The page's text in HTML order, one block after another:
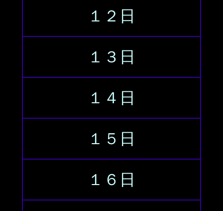
１２日
１３日
１４日
１５日
１６日